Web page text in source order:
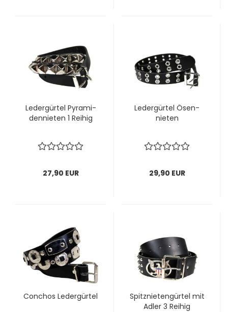
Le­der­gür­tel Py­ra­mi­
den­nie­ten 1 Rei­hig
27,90 EUR
Le­der­gür­tel Ösen­
nie­ten
29,90 EUR
Con­chos Le­der­gür­tel
Spitz­nie­ten­gür­tel mit
Adler 3 Rei­hig